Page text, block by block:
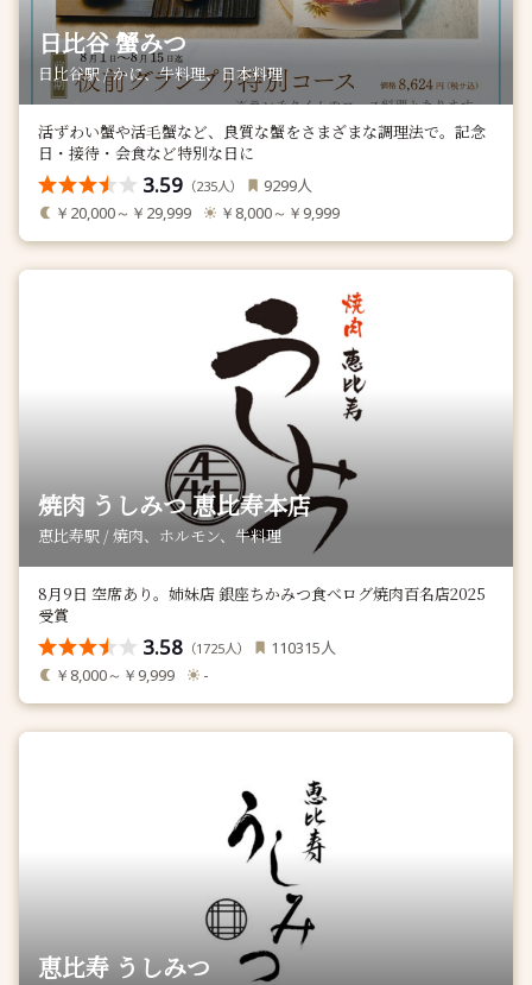
日比谷 蟹みつ
日比谷駅 / かに、牛料理、日本料理
活ずわい蟹や活毛蟹など、良質な蟹をさまざまな調理法で。記念
日・接待・会食など特別な日に
3.59 （235人） 9299人
￥20,000～￥29,999 ￥8,000～￥9,999
焼肉 うしみつ 恵比寿本店
恵比寿駅 / 焼肉、ホルモン、牛料理
8月9日 空席あり。姉妹店 銀座ちかみつ食べログ焼肉百名店2025
受賞
3.58 （1725人） 110315人
￥8,000～￥9,999 -
恵比寿 うしみつ